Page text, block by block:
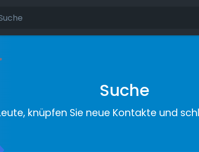
Suche
knüpfen Sie neue Kontakte und